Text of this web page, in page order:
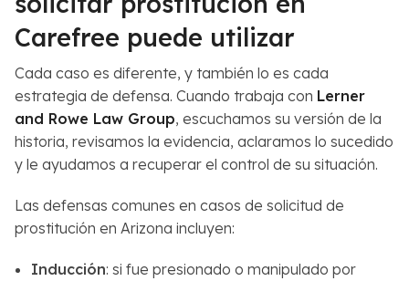
a
*
Carefree puede utilizar
Cada caso es diferente, y también lo es cada
estrategia de defensa. Cuando trabaja con Lerner
and Rowe Law Group, escuchamos su versión de la
historia, revisamos la evidencia, aclaramos lo sucedido
y le ayudamos a recuperar el control de su situación.
Las defensas comunes en casos de solicitud de
prostitución en Arizona incluyen:
Inducción: si fue presionado o manipulado por